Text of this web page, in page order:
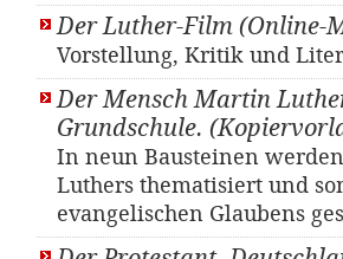
Der Luther-Film (Online-
Vorstellung, Kritik und
Der Mensch Martin
Grundschule.
In neun Bausteinen
Luthers thematisiert und
evangelischen Glaubens